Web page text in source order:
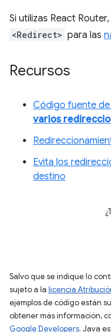
Si utilizas React
<Redirect> para las
Recursos
Código fuente
varios
Evita los
destino
Salvo que se indique lo
sujeto a la licencia
ejemplos de código están
obtener más información,
Google Developers. Java